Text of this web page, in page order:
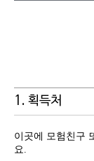
1. 획득처
이곳에 모험친구
요.